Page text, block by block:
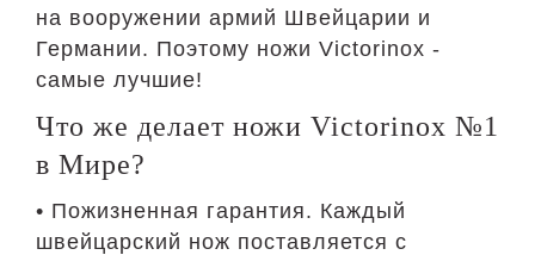
на вооружении армий Швейцарии и
Германии. Поэтому ножи Victorinox -
самые лучшие!
Что же делает ножи Victorinox №1
в Мире?
• Пожизненная гарантия. Каждый
швейцарский нож поставляется с